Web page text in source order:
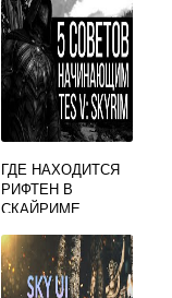
ГДЕ НАХОДИТСЯ
РИФТЕН В
СКАЙРИМЕ